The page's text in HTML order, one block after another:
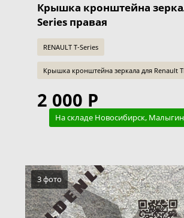
Крышка кронштейна
Series правая
RENAULT T-Series
Крышка кронштейна зеркала для Renault
2 000 Р
На складе Новосибирск,
3 фото